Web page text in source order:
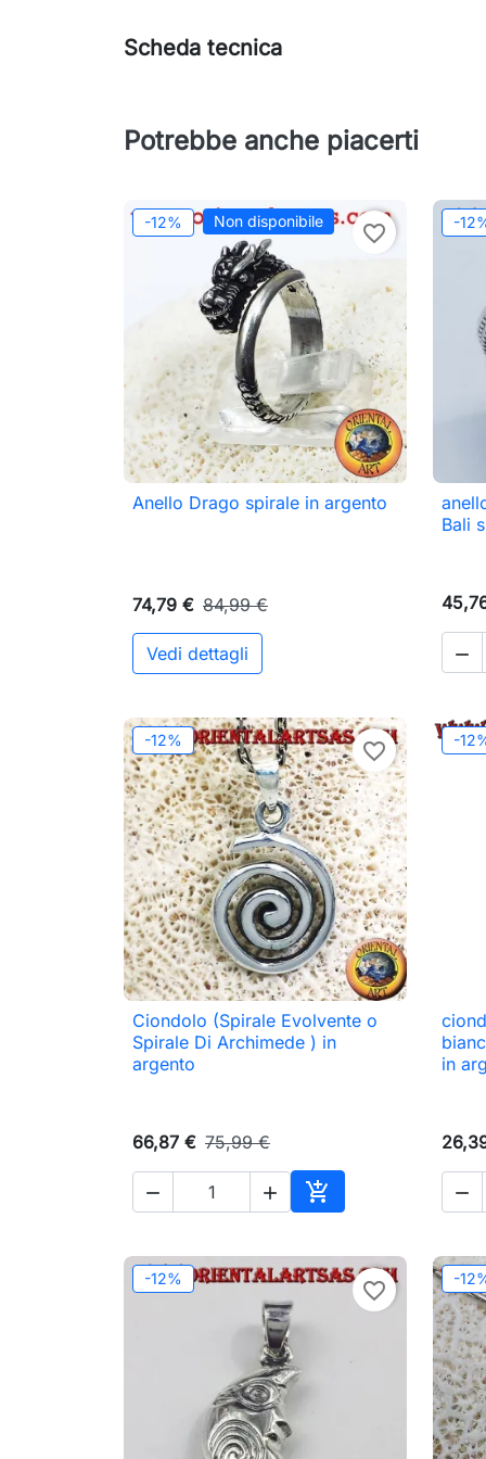
Scheda tecnica
Potrebbe anche piacerti
-12% Non disponibile favorite_border
 Anteprima
Anello Drago spirale in argento
74,79 € 84,99 €
Vedi dettagli
-
Bali

-12% favorite_border
 Anteprima
Ciondolo (Spirale Evolvente o
Spirale Di Archimede ) in
argento
66,87 € 75,99 €
  
Aggiungi al carrello
-
in

-12% favorite_border -